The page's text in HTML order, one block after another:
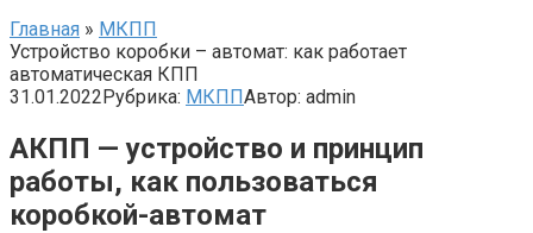
Главная » МКПП
Устройство коробки – автомат: как работает
автоматическая КПП
31.01.2022Рубрика: МКППАвтор: admin
АКПП — устройство и принцип
работы, как пользоваться
коробкой-автомат